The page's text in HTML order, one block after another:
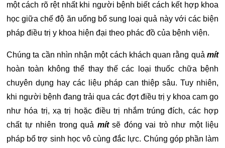
một cách rõ rệt nhất khi người bệnh biết cách kết hợp khoa
học giữa chế độ ăn uống bổ sung loại quả này với các biện
pháp điều trị y khoa hiện đại theo phác đồ của bệnh viện.
Chúng ta cần nhìn nhận một cách khách quan rằng quả mít
hoàn toàn không thể thay thế các loại thuốc chữa bệnh
chuyên dụng hay các liệu pháp can thiệp sâu. Tuy nhiên,
khi người bệnh đang trải qua các đợt điều trị y khoa cam go
như hóa trị, xạ trị hoặc điều trị nhắm trúng đích, các hợp
chất tự nhiên trong quả mítsẽ đóng vai trò như một liệu
pháp bổ trợ sinh học vô cùng đắc lực. Chúng góp phần làm